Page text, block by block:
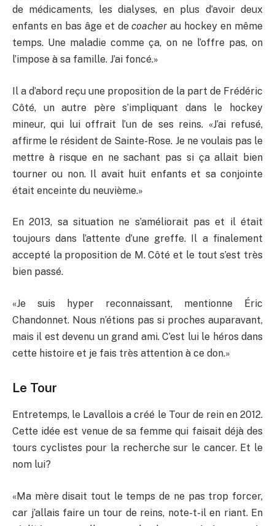
de médicaments, les dialyses, en plus d’avoir deux
enfants en bas âge et decoacher au hockey en même
temps. Une maladie comme ça, on ne l’offre pas, on
l’impose à sa famille. J’ai foncé.»
Il a d’abord reçu une proposition de la part de Frédéric
Côté, un autre père s’impliquant dans le hockey
mineur, qui lui offrait l’un de ses reins. «J’ai refusé,
affirme le résident de Sainte-Rose. Je ne voulais pas le
mettre à risque en ne sachant pas si ça allait bien
tourner ou non. Il avait huit enfants et sa conjointe
était enceinte du neuvième.»
En 2013, sa situation ne s’améliorait pas et il était
toujours dans l’attente d’une greffe. Il a finalement
accepté la proposition de M. Côté et le tout s’est très
bien passé.
«Je suis hyper reconnaissant, mentionne Éric
Chandonnet. Nous n’étions pas si proches auparavant,
mais il est devenu un grand ami. C’est lui le héros dans
cette histoire et je fais très attention à ce don.»
Le Tour
Entretemps, le Lavallois a créé le Tour de rein en 2012.
Cette idée est venue de sa femme qui faisait déjà des
tours cyclistes pour la recherche sur le cancer. Et le
nom lui?
«Ma mère disait tout le temps de ne pas trop forcer,
car j’allais faire un tour de reins, note-t-il en riant. En